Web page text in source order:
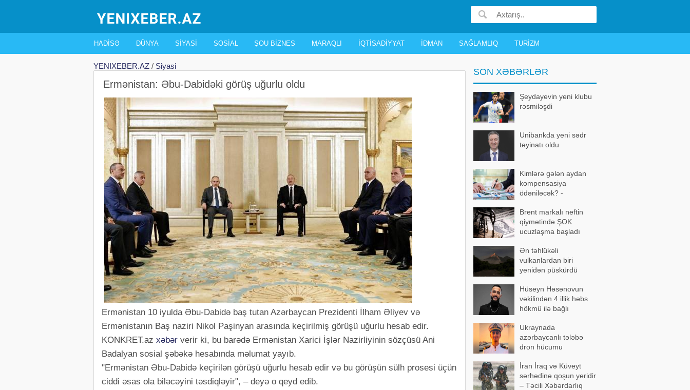
HADISƏ DÜNYA SIYASI SOSIAL ŞOU BIZNES MARAQLI İQTISADIYYAT İDMAN SAĞLAMLIQ TURIZM
YENIXEBER.AZ / Siyasi
Ermənistan: Əbu-Dabidəki görüş uğurlu oldu
Ermənistan 10 iyulda Əbu-Dabidə baş tutan Azərbaycan Prezidenti İlham Əliyev və
Ermənistanın Baş naziri Nikol Paşinyan arasında keçirilmiş görüşü uğurlu hesab edir.
KONKRET.az xəbər verir ki, bu barədə Ermənistan Xarici İşlər Nazirliyinin sözçüsü Ani
Badalyan sosial şəbəkə hesabında məlumat yayıb.
"Ermənistan Əbu-Dabidə keçirilən görüşü uğurlu hesab edir və bu görüşün sülh prosesi üçün
ciddi əsas ola biləcəyini təsdiqləyir", – deyə o qeyd edib.
SON XƏBƏRLƏR
Şeydayevin yeni klubu
rəsmiləşdi
Unibankda yeni sədr
təyinatı oldu
Kimlərə gələn aydan
kompensasiya
ödəniləcək? -
Brent markalı neftin
qiymətində ŞOK
ucuzlaşma başladı
Ən təhlükəli
vulkanlardan biri
yenidən püskürdü
Hüseyn Həsənovun
vəkilindən 4 illik həbs
hökmü ilə bağlı
Ukraynada
azərbaycanlı tələbə
dron hücumu
Vəziyyəti ağırdırİran İraq və Küveyt
sərhədinə qoşun yeridir
– Təcili Xəbərdarlıq